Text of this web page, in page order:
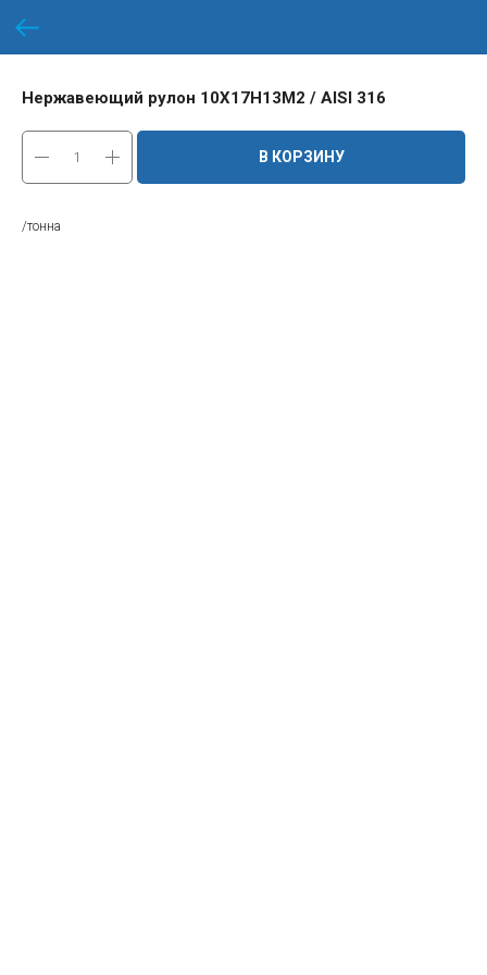
Нержавеющий рулон 10Х17Н13М2 / AISI 316
В КОРЗИНУ
/тонна